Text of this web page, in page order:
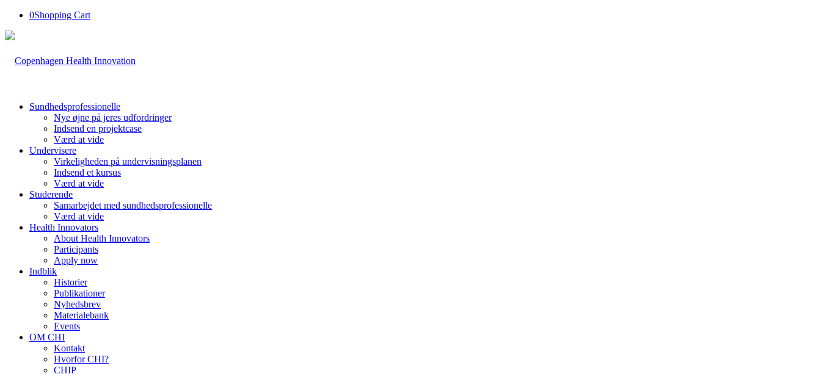
0Shopping Cart
Sundhedsprofessionelle
Nye øjne på jeres udfordringer
Indsend en projektcase
Værd at vide
Undervisere
Virkeligheden på undervisningsplanen
Indsend et kursus
Værd at vide
Studerende
Samarbejdet med sundhedsprofessionelle
Værd at vide
Health Innovators
About Health Innovators
Participants
Apply now
Indblik
Historier
Publikationer
Nyhedsbrev
Materialebank
Events
OM CHI
Kontakt
Hvorfor CHI?
CHIP